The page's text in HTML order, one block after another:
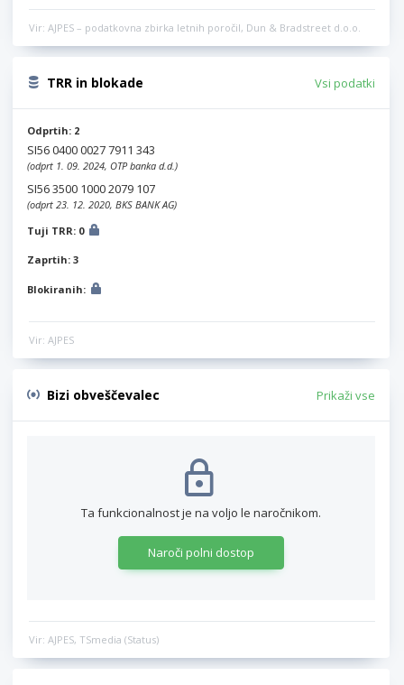
Vir: AJPES – podatkovna zbirka letnih poročil, Dun & Bradstreet d.o.o.
TRR in blokade Vsi podatki
Odprtih: 2
SI56 0400 0027 7911 343
(odprt 1. 09. 2024, OTP banka d.d.)
SI56 3500 1000 2079 107
(odprt 23. 12. 2020, BKS BANK AG)
Tuji TRR: 0
Zaprtih: 3
Blokiranih:
Vir: AJPES
Bizi obveščevalec Prikaži vse
Ta funkcionalnost je na voljo le naročnikom.
Naroči polni dostop
Vir: AJPES, TSmedia (Status)